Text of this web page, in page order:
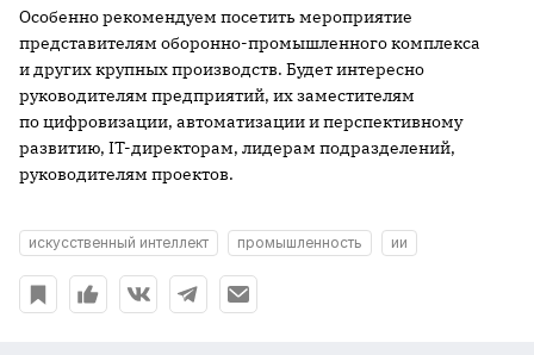
Особенно рекомендуем посетить мероприятие
представителям оборонно-промышленного комплекса
и других крупных производств. Будет интересно
руководителям предприятий, их заместителям
по цифровизации, автоматизации и перспективному
развитию, IT-директорам, лидерам подразделений,
руководителям проектов.
искусственный интеллект промышленность ии